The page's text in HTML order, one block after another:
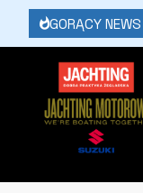
GORĄCY NEWS
17 MARCA, 2026